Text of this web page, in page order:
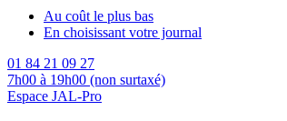
Au coût le plus bas
En choisissant votre journal
01 84 21 09 27
7h00 à 19h00 (non surtaxé)
Espace JAL-Pro